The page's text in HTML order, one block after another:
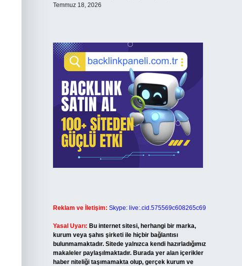
Temmuz 18, 2026
Reklam ve İletişim: Skype: live:.cid.575569c608265c69
Yasal Uyarı: Bu internet sitesi, herhangi bir marka,
kurum veya şahıs şirketi ile hiçbir bağlantısı
bulunmamaktadır. Sitede yalnızca kendi hazırladığımız
makaleler paylaşılmaktadır. Burada yer alan içerikler
haber niteliği taşımamakta olup, gerçek kurum ve